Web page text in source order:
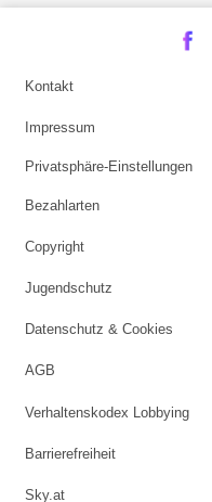
Kontakt
Impressum
Privatsphäre-Einstellungen
Bezahlarten
Copyright
Jugendschutz
Datenschutz & Cookies
AGB
Verhaltenskodex Lobbying
Barrierefreiheit
Sky.at